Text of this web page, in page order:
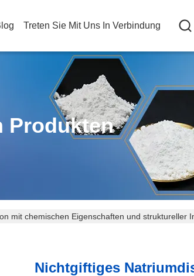
Treten Sie Mit Uns In Verbindung
Produkten
mit chemischen Eigenschaften und struktureller
Nichtgiftiges